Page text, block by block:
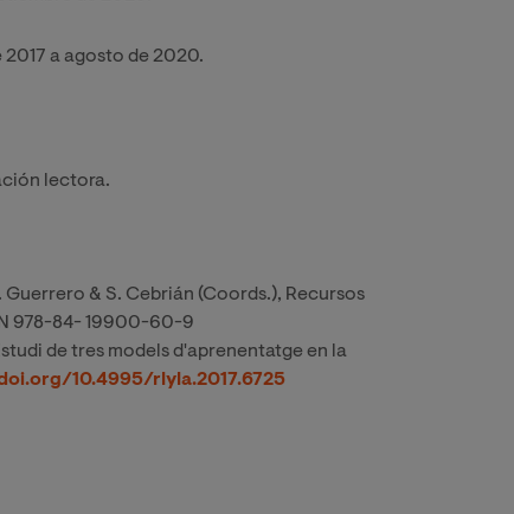
a agosto de 2020.
lectora.
& S. Cebrián (Coords.), Recursos
978-84- 19900-60-9
de tres models d'aprenentatge en la
10.4995/rlyla.2017.6725